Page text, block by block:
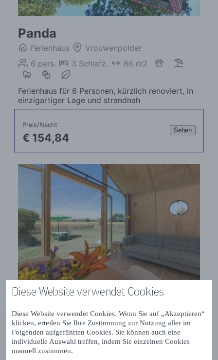
Diese Website verwendet Cookies
Diese Website verwendet Cookies. Wenn Sie auf „Akzeptieren“
klicken, erteilen Sie Ihre Zustimmung zur Nutzung aller im
Folgenden aufgeführten Cookies. Sie können auch eine
individuelle Auswahl treffen, indem Sie einzelnen Cookies
manuell zustimmen.